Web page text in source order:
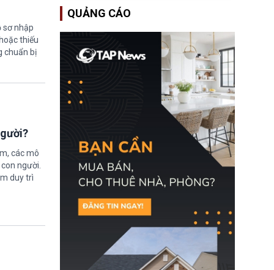
sơ nhập
thiếu
chuẩn bị
các mô
người.
duy trì
quốc gia quá tải.
trưởng. Mặc dù vậy,
nhiều chính trị gia đảng
Cộng hoà (GOP) vẫn tỏ
ra hoài nghi, thậm chí
tuyên bố sẽ lên tiếng
phản đối khi đề cử này
được đưa ra toàn thể bỏ
QUẢNG CÁO